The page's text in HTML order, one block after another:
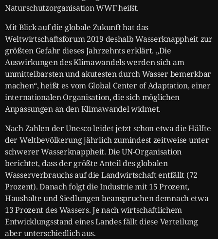
Naturschutzorganisation WWF heißt.
Mit Blick auf die globale Zukunft hat das
Weltwirtschaftsforum 2019 deshalb Wasserknappheit zur
größten Gefahr dieses Jahrzehnts erklärt. „Die
Auswirkungen des Klimawandels werden sich am
unmittelbarsten und akutesten durch Wasser bemerkbar
machen“, heißt es vom Global Center of Adaptation, einer
internationalen Organisation, die sich möglichen
Anpassungen an den Klimawandel widmet.
Nach Zahlen der Unesco leidet jetzt schon etwa die Hälfte
der Weltbevölkerung jährlich zumindest zeitweise unter
schwerer Wasserknappheit. Die UN-Organisation
berichtet, dass der größte Anteil des globalen
Wasserverbrauchs auf die Landwirtschaft entfällt (72
Prozent). Danach folgt die Industrie mit 15 Prozent,
Haushalte und Siedlungen beanspruchen demnach etwa
13 Prozent des Wassers. Je nach wirtschaftlichem
Entwicklungsstand eines Landes fällt diese Verteilung
aber unterschiedlich aus.